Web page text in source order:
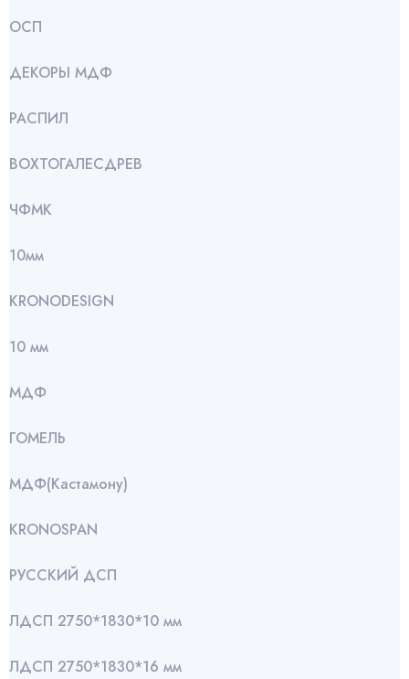
ОСП
ДЕКОРЫ МДФ
РАСПИЛ
ВОХТОГАЛЕСДРЕВ
ЧФМК
10мм
KRONODESIGN
10 мм
МДФ
ГОМЕЛЬ
МДФ(Кастамону)
KRONOSPAN
РУССКИЙ ДСП
ЛДСП 2750*1830*10 мм
ЛДСП 2750*1830*16 мм